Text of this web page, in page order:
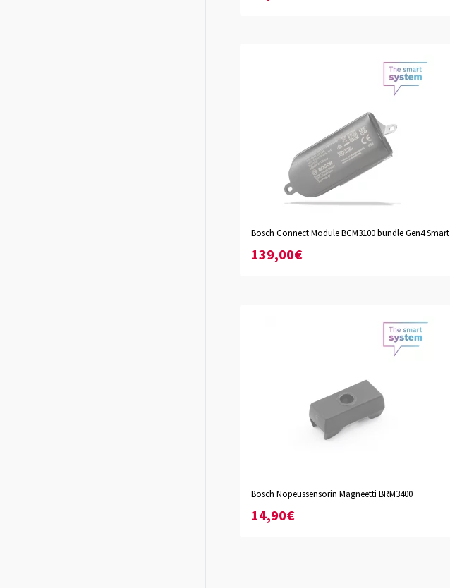
Bosch Connect Module BCM3100 bundle Gen4 Smart
139,00€
Bosch Nopeussensorin Magneetti BRM3400
14,90€